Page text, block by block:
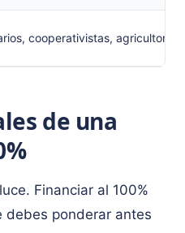
cooperativistas, agricultores
de una
Financiar al 100%
debes ponderar antes